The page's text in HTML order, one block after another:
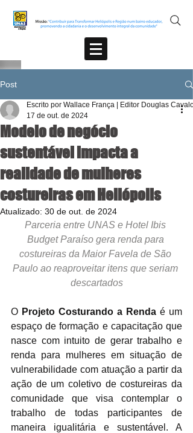
Post
Modelo de negócio
sustentável impacta a
realidade de mulheres
costureiras em Heliópolis
Escrito por Wallace França | Editor Douglas
17 de out. de 2024
Atualizado: 30 de out. de 2024
Parceria entre UNAS e Hotel Ibis
Budget Paraíso gera renda para
costureiras da Maior Favela de São
Paulo ao reaproveitar itens que seriam
descartados
O Projeto Costurando a Renda é um
espaço de formação e capacitação que
nasce com intuito de gerar trabalho e
renda para mulheres em situação de
vulnerabilidade com atuação a partir da
ação de um coletivo de costureiras da
comunidade que visa contemplar o
trabalho de todas participantes de
maneira igualitária e sustentável. A